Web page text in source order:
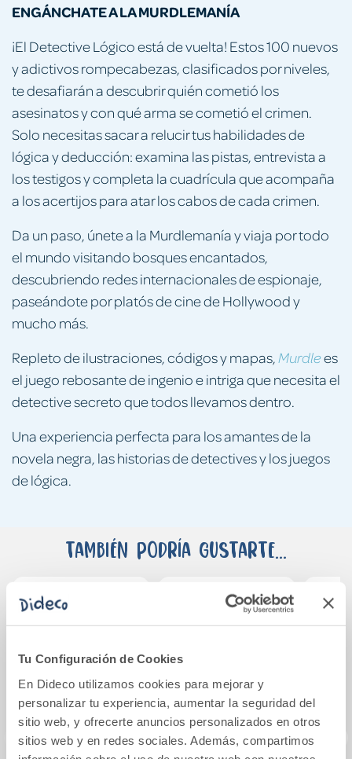
Tu Configuración de Cookies
En Dideco utilizamos cookies para mejorar y
personalizar tu experiencia, aumentar la seguridad del
sitio web, y ofrecerte anuncios personalizados en otros
sitios web y en redes sociales. Además, compartimos
ENGÁNCHATE A LA MURDLEMANÍA
¡El Detective Lógico está de vuelta! Estos 100 nuevos
y adictivos rompecabezas, clasificados por niveles,
te desafiarán a descubrir quién cometió los
asesinatos y con qué arma se cometió el crimen.
Solo necesitas sacar a relucir tus habilidades de
lógica y deducción: examina las pistas, entrevista a
los testigos y completa la cuadrícula que acompaña
a los acertijos para atar los cabos de cada crimen.
Da un paso, únete a la Murdlemanía y viaja por todo
el mundo visitando bosques encantados,
descubriendo redes internacionales de espionaje,
paseándote por platós de cine de Hollywood y
mucho más.
Repleto de ilustraciones, códigos y mapas,Murdlees
el juego rebosante de ingenio e intriga que necesita el
detective secreto que todos llevamos dentro.
Una experiencia perfecta para los amantes de la
novela negra, las historias de detectives y los juegos
de lógica.
También podría gustarte...